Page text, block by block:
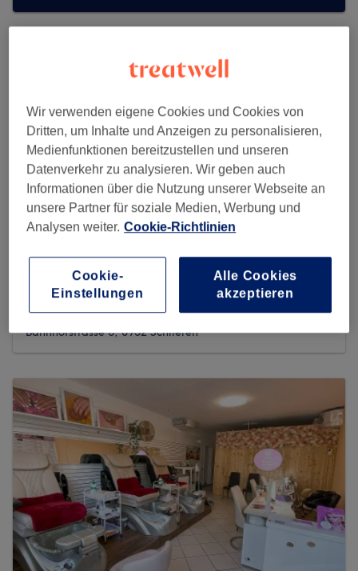
The Mae Studio Schlieren
Bahnhofstrasse 6, 8952 Schlieren
Wir verwenden eigene Cookies und Cookies von
Dritten, um Inhalte und Anzeigen zu personalisieren,
Medienfunktionen bereitzustellen und unseren
Datenverkehr zu analysieren. Wir geben auch
Informationen über die Nutzung unserer Webseite an
unsere Partner für soziale Medien, Werbung und
Analysen weiter. Cookie-Richtlinien
Alle Cookies
akzeptieren
Cookie-
Einstellungen